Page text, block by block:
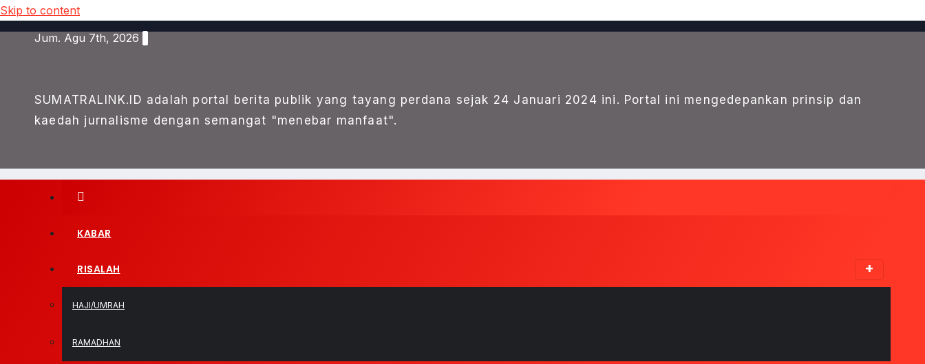
Skip to content
Jum. Agu 7th, 2026
SUMATRALINK.ID adalah portal berita publik yang tayang perdana sejak 24 Januari 2024 ini. Portal ini mengedepankan prinsip dan
kaedah jurnalisme dengan semangat "menebar manfaat".
KABAR
RISALAH
HAJI/UMRAH
RAMADHAN